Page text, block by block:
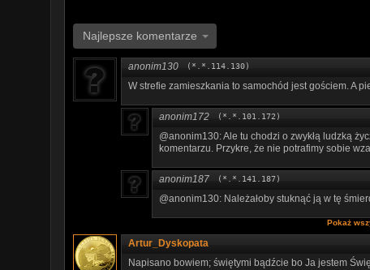
Najlepsze komentarze
anonim130 (*.*.114.130)
W strefie zamieszkania to samochód jest gościem. A
anonim172 (*.*.101.172)
@anonim130: Ale tu chodzi o zwykłą ludzką
komentarzu. Przykre, że nie potrafimy sobie
anonim187 (*.*.141.187)
@anonim130: Należałoby stuknąć ją w tę
Pokaż
Artur_Dyskopata
Napisano bowiem; świętymi bądźcie bo Ja jestem